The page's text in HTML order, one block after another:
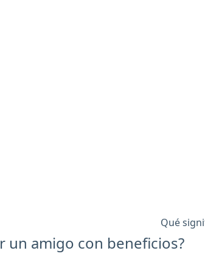
Qué
un amigo con beneficios?